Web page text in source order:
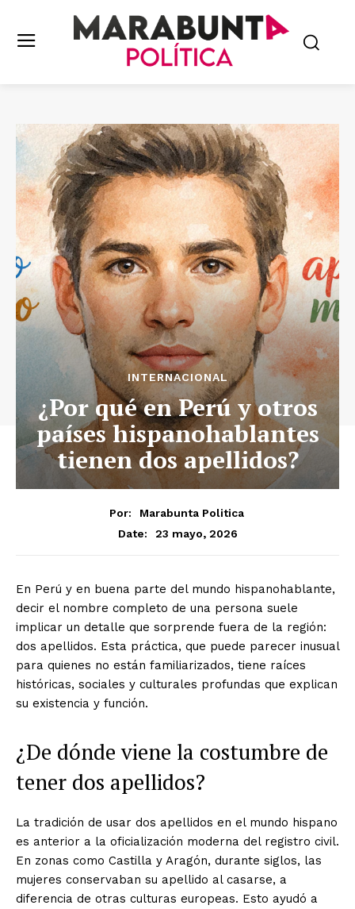
INTERNACIONAL
¿Por qué en Perú y otros
países hispanohablantes
tienen dos apellidos?
Por:
Marabunta Politica
Date:
23 mayo, 2026
En Perú y en buena parte del mundo hispanohablante,
decir el nombre completo de una persona suele
implicar un detalle que sorprende fuera de la región:
dos apellidos. Esta práctica, que puede parecer inusual
para quienes no están familiarizados, tiene raíces
históricas, sociales y culturales profundas que explican
su existencia y función.
¿De dónde viene la costumbre de
tener dos apellidos?
La tradición de usar dos apellidos en el mundo hispano
es anterior a la oficialización moderna del registro civil.
En zonas como Castilla y Aragón, durante siglos, las
mujeres conservaban su apellido al casarse, a
diferencia de otras culturas europeas. Esto ayudó a